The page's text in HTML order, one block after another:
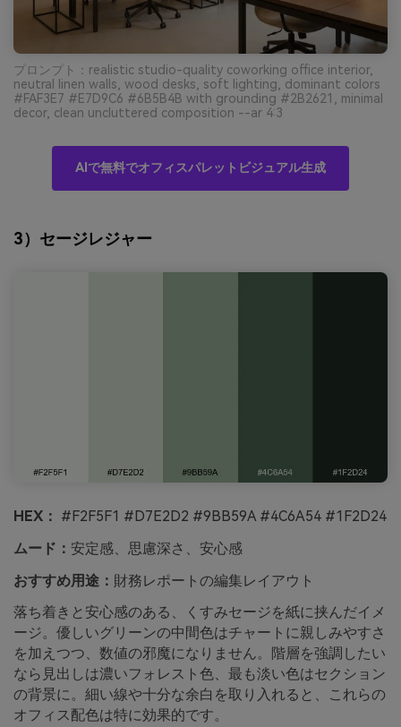
プロンプト：realistic studio-quality coworking office interior,
neutral linen walls, wood desks, soft lighting, dominant colors
#FAF3E7 #E7D9C6 #6B5B4B with grounding #2B2621, minimal
decor, clean uncluttered composition --ar 4:3
AIで無料でオフィスパレットビジュアル生成
3）セージレジャー
HEX： #F2F5F1 #D7E2D2 #9BB59A #4C6A54 #1F2D24
ムード： 安定感、思慮深さ、安心感
おすすめ用途： 財務レポートの編集レイアウト
落ち着きと安心感のある、くすみセージを紙に挟んだイメ
ージ。優しいグリーンの中間色はチャートに親しみやすさ
を加えつつ、数値の邪魔になりません。階層を強調したい
なら見出しは濃いフォレスト色、最も淡い色はセクション
の背景に。細い線や十分な余白を取り入れると、これらの
オフィス配色は特に効果的です。